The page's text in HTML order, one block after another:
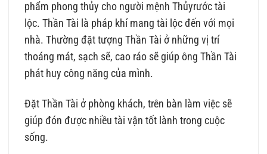
phẩm phong thủy cho người mệnh Thủyrước tài
lộc. Thần Tài là pháp khí mang tài lộc đến với mọi
nhà. Thường đặt tượng Thần Tài ở những vị trí
thoáng mát, sạch sẽ, cao ráo sẽ giúp ông Thần Tài
phát huy công năng của mình.
Đặt Thần Tài ở phòng khách, trên bàn làm việc sẽ
giúp đón được nhiều tài vận tốt lành trong cuộc
sống.